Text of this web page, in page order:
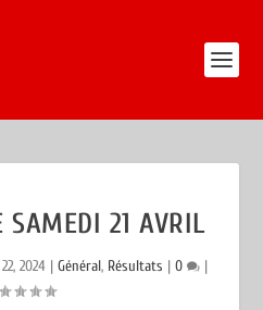
SAMEDI 21 AVRIL
2024 | Général, Résultats | 0 |